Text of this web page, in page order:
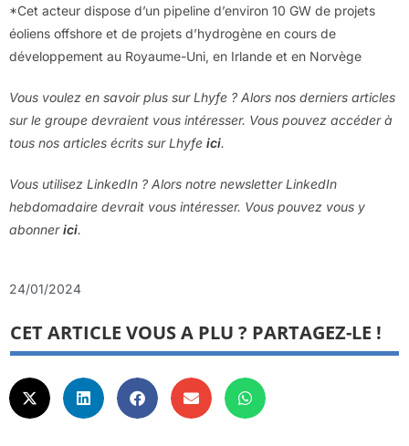
*Cet acteur dispose d’un pipeline d’environ 10 GW de projets
éoliens offshore et de projets d’hydrogène en cours de
développement au Royaume-Uni, en Irlande et en Norvège
Vous voulez en savoir plus sur Lhyfe ? Alors nos derniers articles
sur le groupe devraient vous intéresser. Vous pouvez accéder à
tous nos articles écrits sur Lhyfe ici.
Vous utilisez LinkedIn ? Alors notre newsletter LinkedIn
hebdomadaire devrait vous intéresser. Vous pouvez vous y
abonnerici.
24/01/2024
CET ARTICLE VOUS A PLU ? PARTAGEZ-LE !